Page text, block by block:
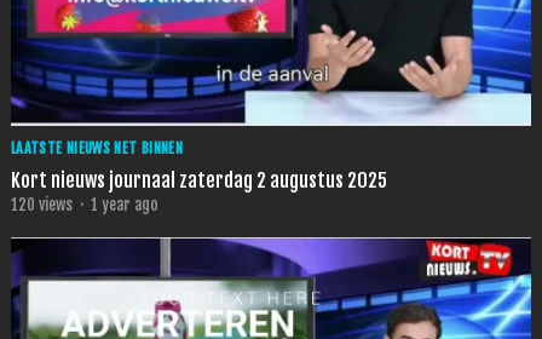
LAATSTE NIEUWS NET BINNEN
Kort nieuws journaal zaterdag 2 augustus 2025
120 views · 1 year ago